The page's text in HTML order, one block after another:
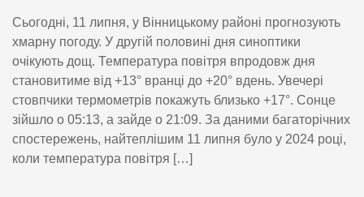
Сьогодні, 11 липня, у Вінницькому районі прогнозують
хмарну погоду. У другій половині дня синоптики
очікують дощ. Температура повітря впродовж дня
становитиме від +13° вранці до +20° вдень. Увечері
стовпчики термометрів покажуть близько +17°. Сонце
зійшло о 05:13, а зайде о 21:09. За даними багаторічних
спостережень, найтеплішим 11 липня було у 2024 році,
коли температура повітря […]